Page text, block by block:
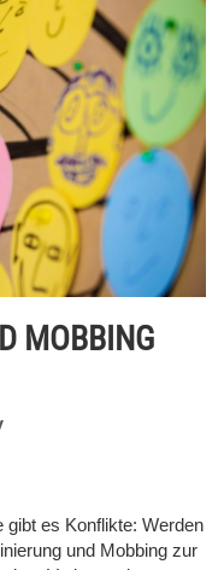
MOBBING
gibt es Konflikte: Werden
und Mobbing zur